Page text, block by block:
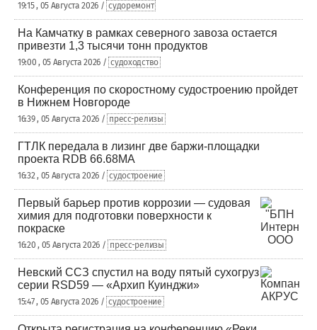
19:15 , 05 Августа 2026 / судоремонт
На Камчатку в рамках северного завоза остается
привезти 1,3 тысячи тонн продуктов
19:00 , 05 Августа 2026 / судоходство
Конференция по скоростному судостроению пройдет
в Нижнем Новгороде
16:39 , 05 Августа 2026 / пресс-релизы
ГТЛК передала в лизинг две баржи-площадки
проекта RDB 66.68МА
16:32 , 05 Августа 2026 / судостроение
Первый барьер против коррозии — судовая
химия для подготовки поверхности к
покраске
16:20 , 05 Августа 2026 / пресс-релизы
Невский ССЗ спустил на воду пятый сухогруз
серии RSD59 — «Архип Куинджи»
15:47 , 05 Августа 2026 / судостроение